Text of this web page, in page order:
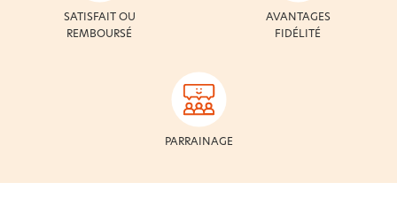
SATISFAIT OU
REMBOURSÉ
AVANTAGES
FIDÉLITÉ
PARRAINAGE